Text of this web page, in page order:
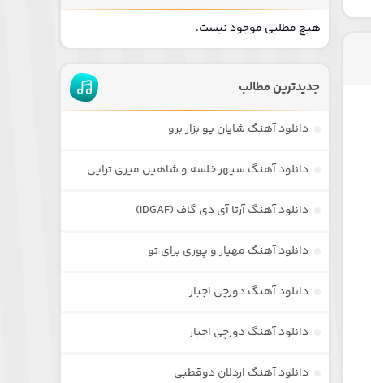
هیچ مطلبی موجود نیست.
جدیدترین مطالب
دانلود آهنگ شایان یو بزار برو
دانلود آهنگ سپهر خلسه و شاهین میری تراپی
دانلود آهنگ آرتا آی دی گاف (IDGAF)
دانلود آهنگ مهیار و پوری برای تو
دانلود آهنگ دورچی اجبار
دانلود آهنگ دورچی اجبار
دانلود آهنگ اردلان دوقطبی